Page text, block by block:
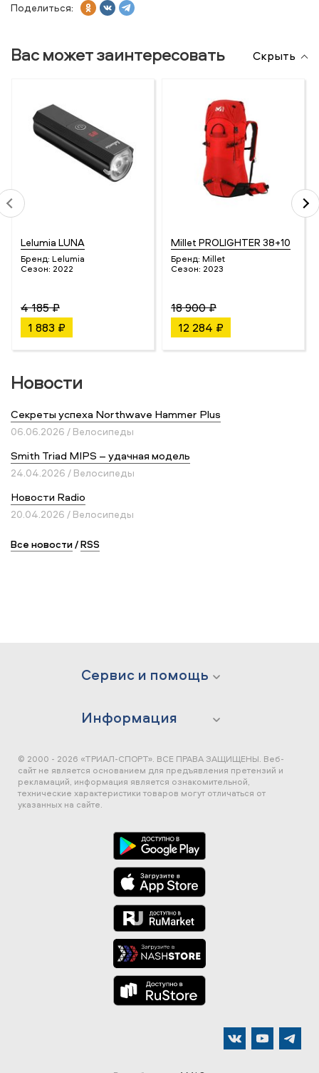
Поделиться:
Вас может заинтересовать Скрыть
Lelumia LUNA
Бренд: Lelumia
Сезон: 2022
4 185 ₽
1 883 ₽
Millet PROLIGHTER 38+10
Бренд: Millet
Сезон: 2023
18 900 ₽
12 284 ₽
Новости
Секреты успеха Northwave Hammer Plus
06.06.2026 / Велосипеды
Smith Triad MIPS – удачная модель
24.04.2026 / Велосипеды
Новости Radio
20.04.2026 / Велосипеды
Все новости/RSS
Сервис и помощь
Информация
© 2000 - 2026 «ТРИАЛ-СПОРТ». ВСЕ ПРАВА ЗАЩИЩЕНЫ. Веб-
сайт не является основанием для предъявления претензий и
рекламаций, информация является ознакомительной,
технические характеристики товаров могут отличаться от
указанных на сайте.